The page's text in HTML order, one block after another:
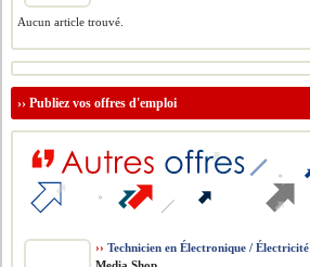
Aucun article trouvé.
››Publiez vos offres d'emploi
›› Technicien en Électronique / Électricité